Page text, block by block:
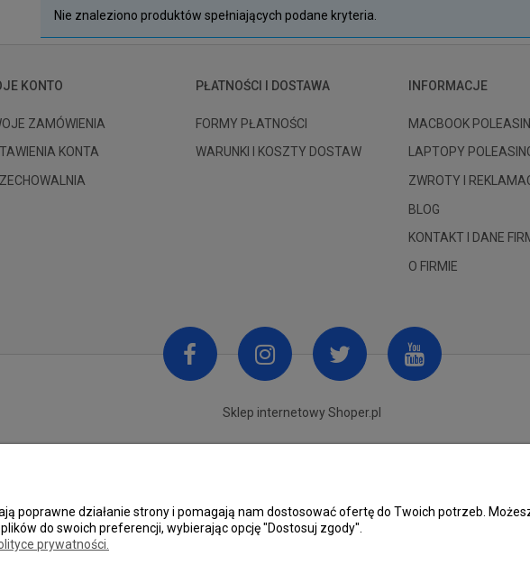
Nie znaleziono produktów spełniających podane kryteria.
KONTO
ZAMÓWIENIA
KONTA
PŁATNOŚCI I DOSTAWA
FORMY PŁATNOŚCI
WARUNKI I KOSZTY DOSTAW
INFORMACJE
MACBOOK
LAPTOPY
ZWROTY I
BLOG
KONTAKT I DANE
O FIRMIE
Sklep internetowy Shoper.pl
poprawne działanie strony i pomagają nam dostosować ofertę do Twoich potrzeb.
do swoich preferencji, wybierając opcję "Dostosuj zgody".
prywatności.